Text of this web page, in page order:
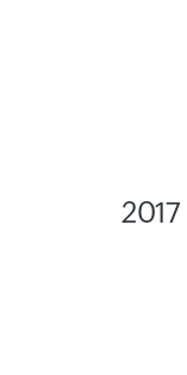
2017